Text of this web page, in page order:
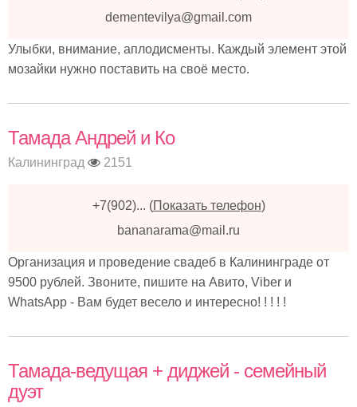
dementevilya@gmail.com
Улыбки, внимание, аплодисменты. Каждый элемент этой
мозайки нужно поставить на своё место.
Тамада Андрей и Ко
Калининград 2151
+7(902)... (Показать телефон)
bananarama@mail.ru
Организация и проведение свадеб в Калининграде от
9500 рублей. Звоните, пишите на Авито, Viber и
WhatsApp - Вам будет весело и интересно! ! ! ! !
Тамада-ведущая + диджей - семейный
дуэт